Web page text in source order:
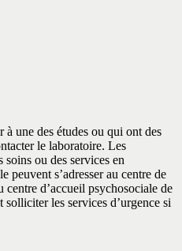
une des études ou qui ont des
le laboratoire. Les
ou des services en
peuvent s’adresser au centre de
centre d’accueil psychosociale de
les services d’urgence si